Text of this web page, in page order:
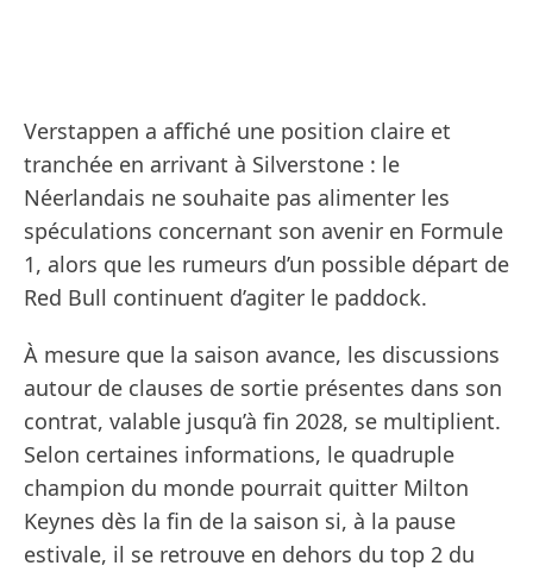
Verstappen a affiché une position claire et
tranchée en arrivant à Silverstone : le
Néerlandais ne souhaite pas alimenter les
spéculations concernant son avenir en Formule
1, alors que les rumeurs d’un possible départ de
Red Bull continuent d’agiter le paddock.
À mesure que la saison avance, les discussions
autour de clauses de sortie présentes dans son
contrat, valable jusqu’à fin 2028, se multiplient.
Selon certaines informations, le quadruple
champion du monde pourrait quitter Milton
Keynes dès la fin de la saison si, à la pause
estivale, il se retrouve en dehors du top 2 du